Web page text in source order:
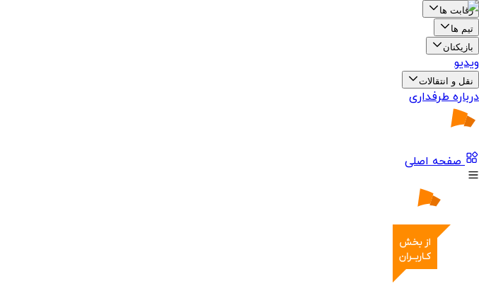
رقابت ها
تیم ها
بازیکنان
ویدیو
نقل و انتقالات
درباره طرفداری
صفحه اصلی